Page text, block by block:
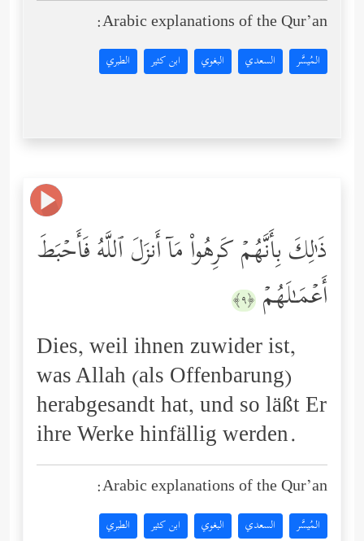
Arabic explanations of the Qur’an:
المُيسَّر السعدي البغوي ابن كثير الطبري
ذَ ٰ⁠لِكَ بِأَنَّهُمۡ كَرِهُواْ مَاۤ أَنزَلَ ٱللَّهُ فَأَحۡبَطَ
أَعۡمَـٰلَهُمۡ ﴿٩﴾
Dies, weil ihnen zuwider ist,
was Allah (als Offenbarung)
herabgesandt hat, und so läßt Er
ihre Werke hinfällig werden.
Arabic explanations of the Qur’an:
المُيسَّر السعدي البغوي ابن كثير الطبري